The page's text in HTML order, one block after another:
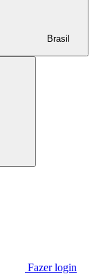
Brasil
Fazer login